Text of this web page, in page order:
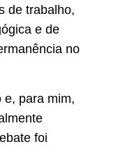
de trabalho,
e de
no
e, para mim,
foi